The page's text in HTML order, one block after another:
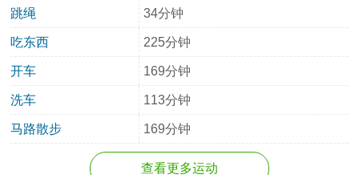
跳绳 34分钟
吃东西 225分钟
开车 169分钟
洗车 113分钟
马路散步 169分钟
查看更多运动